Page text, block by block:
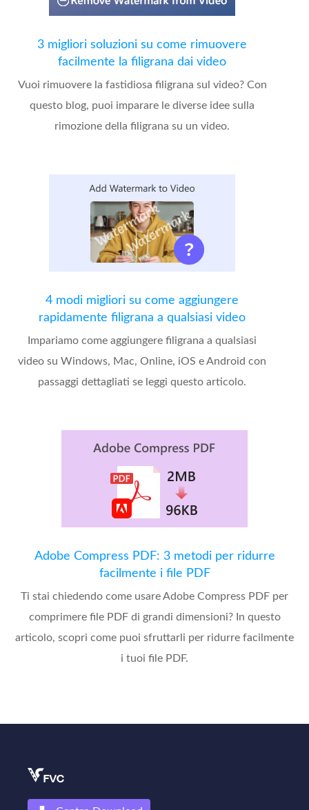
3 migliori soluzioni su come rimuovere
facilmente la filigrana dai video
Vuoi rimuovere la fastidiosa filigrana sul video? Con
questo blog, puoi imparare le diverse idee sulla
rimozione della filigrana su un video.
4 modi migliori su come aggiungere
rapidamente filigrana a qualsiasi video
Impariamo come aggiungere filigrana a qualsiasi
video su Windows, Mac, Online, iOS e Android con
passaggi dettagliati se leggi questo articolo.
Adobe Compress PDF: 3 metodi per ridurre
facilmente i file PDF
Ti stai chiedendo come usare Adobe Compress PDF per
comprimere file PDF di grandi dimensioni? In questo
articolo, scopri come puoi sfruttarli per ridurre facilmente
i tuoi file PDF.